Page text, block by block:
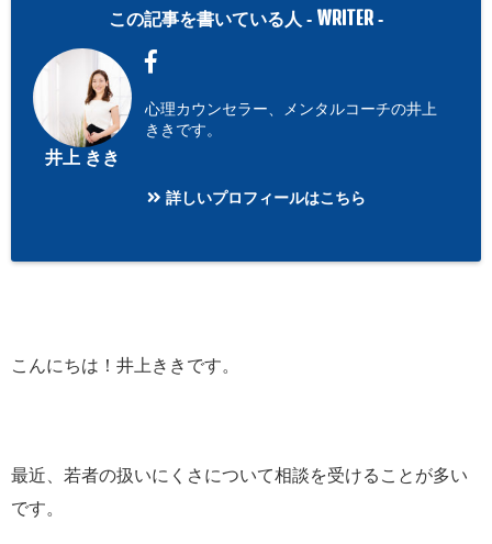
この記事を書いている人 - WRITER -
井上 きき
心理カウンセラー、メンタルコーチの井上
ききです。
詳しいプロフィールはこちら
こんにちは！井上ききです。
最近、若者の扱いにくさについて相談を受けることが多い
です。